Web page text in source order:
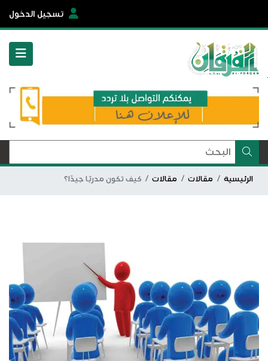
تسجيل الدخول
الرئيسية مقالات مقالات كيف تكون مدربًا جيدًا؟